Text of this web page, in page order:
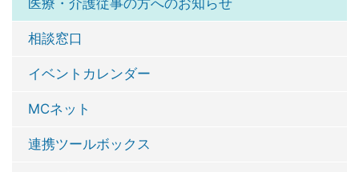
相談窓口
イベントカレンダー
MCネット
連携ツールボックス